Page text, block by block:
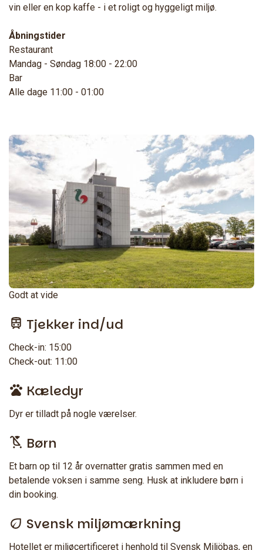
vin eller en kop kaffe - i et roligt og hyggeligt miljø.
Åbningstider
Restaurant
Mandag - Søndag 18:00 - 22:00
Bar
Alle dage 11:00 - 01:00
Godt at vide
Tjekker ind/ud
Check-in: 15:00
Check-out: 11:00
Kæledyr
Dyr er tilladt på nogle værelser.
Børn
Et barn op til 12 år overnatter gratis sammen med en
betalende voksen i samme seng. Husk at inkludere børn i
din booking.
Svensk miljømærkning
Hotellet er miljøcertificeret i henhold til Svensk Miljöbas, en